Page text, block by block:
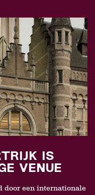
IS
VENUE
door een internationale